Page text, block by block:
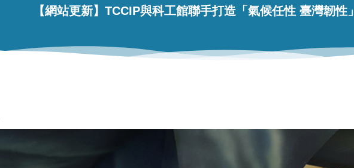
【網站更新】TCCIP與科工館聯手打造「氣候任性 臺灣韌性